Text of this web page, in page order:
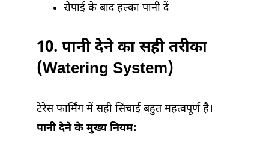
रोपाई के बाद हल्का पानी दें
10. पानी देने का सही तरीका
(Watering System)
टेरेस फार्मिंग में सही सिंचाई बहुत महत्वपूर्ण है।
पानी देने के मुख्य नियम: